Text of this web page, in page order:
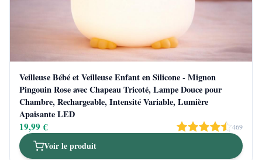
Veilleuse Bébé et Veilleuse Enfant en Silicone - Mignon
Pingouin Rose avec Chapeau Tricoté, Lampe Douce pour
Chambre, Rechargeable, Intensité Variable, Lumière
Apaisante LED
19,99 € 469
Voir le produit